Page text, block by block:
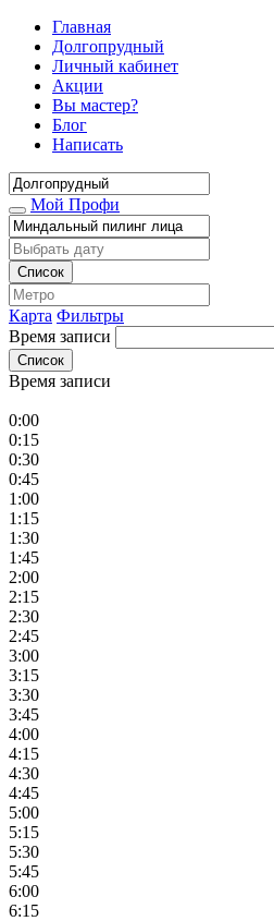
Главная
Долгопрудный
Личный кабинет
Акции
Вы мастер?
Блог
Написать
Мой Профи
Список
Карта Фильтры
Время записи
Список
Время записи
0:00
0:15
0:30
0:45
1:00
1:15
1:30
1:45
2:00
2:15
2:30
2:45
3:00
3:15
3:30
3:45
4:00
4:15
4:30
4:45
5:00
5:15
5:30
5:45
6:00
6:15